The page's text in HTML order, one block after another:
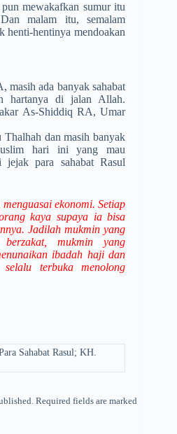
mewakafkan sumur itu
malam itu, semalam
henti-hentinya mendoakan
masih ada banyak sahabat
hartanya di jalan Allah.
As-Shiddiq RA, Umar
dan masih banyak
hari ini yang mau
jejak para sahabat Rasul
ekonomi. Setiap
kaya supaya ia bisa
Jadilah mukmin yang
mukmin yang
ibadah haji dan
terbuka menolong
Sahabat Rasul; KH.
Required fields are marked